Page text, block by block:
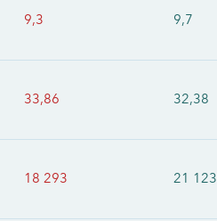
9,3 9,7
33,86 32,38
18 293 21 123